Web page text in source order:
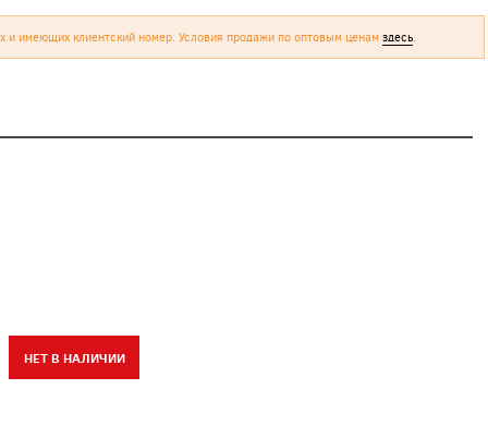
имеющих клиентский номер. Условия продажи по оптовым ценам здесь.
НЕТ В НАЛИЧИИ